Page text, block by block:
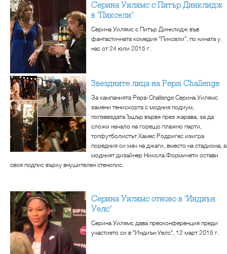
Серина Уилямс с Питър Динклидж
в "Пиксели"
Серина Уилямс с Питър Динклидж във
фантастичната комедия "Пиксели", по кината у
нас от 24 юли 2015 г.
Звездните лица на Pepsi Challenge
За кампанията Pepsi Challenge Серина Уилямс
замени тенискорта с модния подиум,
попзвездата Ъшър вървя през жарава, за да
сложи начало на горещо плажно парти,
топфутболистът Хамес Родригес изигра
поредния си мач на джаги, вместо на стадиона, а
модният дизайнер Никола Формичети остави
своя подпис върху внушителен стенопис.
Серина Уилямс отново в "Индиън
Уелс"
Серина Уилямс дава пресконференция преди
участието си в "Индиън Уелс", 12 март 2015 г.